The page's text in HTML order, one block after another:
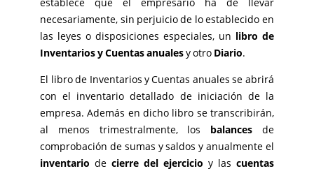
necesariamente, sin perjuicio de lo establecido en
las leyes o disposiciones especiales, un libro de
Inventarios y Cuentas anualesy otro Diario.
El libro de Inventarios y Cuentas anuales se abrirá
con el inventario detallado de iniciación de la
empresa. Además en dicho libro se transcribirán,
al menos trimestralmente, los balances de
comprobación de sumas y saldos y anualmente el
inventario decierre del ejercicio y las cuentas